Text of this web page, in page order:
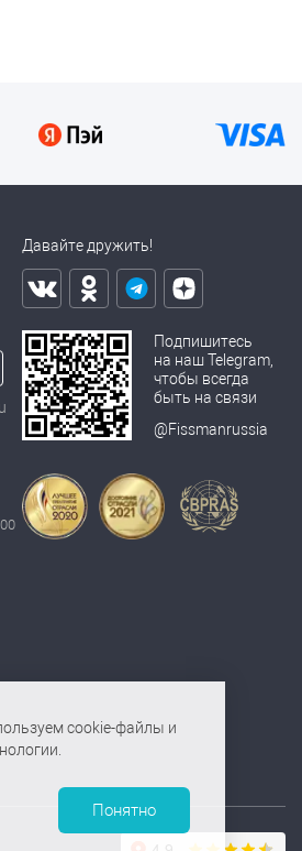
Давайте дружить!
Подпишитесь
на наш Telegram,
чтобы всегда
быть на связи
@Fissmanrussia
cookie-файлы и
Понятно